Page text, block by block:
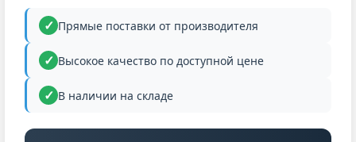
Прямые поставки от производителя
Высокое качество по доступной цене
В наличии на складе